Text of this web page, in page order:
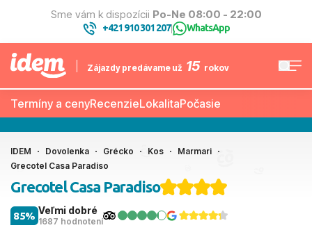
Sme vám k dispozícii Po-Ne 08:00 - 22:00
+421 910 301 207| WhatsApp
Zájazdy predávame už 15 rokov
Termíny a cenyRecenzieLokalitaPočasie
IDEM Dovolenka Grécko Kos
Marmari
Grecotel Casa Paradiso
Grecotel Casa Paradiso
Veľmi dobré
1687 hodnotení
85%